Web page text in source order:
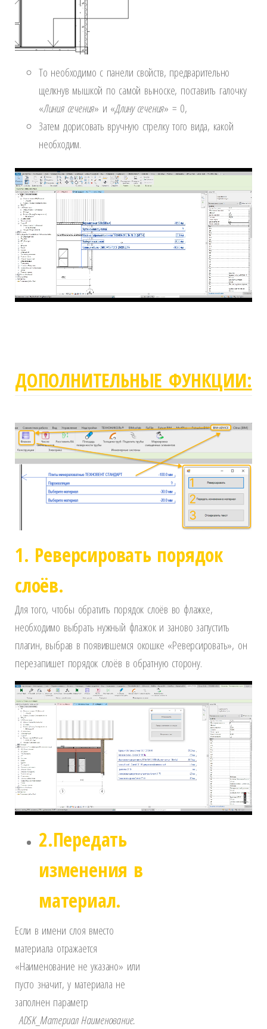
То необходимо с панели свойств, предварительно
щелкнув мышкой по самой выноске, поставить галочку
«Линия сечения» и «Длину сечения» = 0,
Затем дорисовать вручную стрелку того вида, какой
необходим.
ДОПОЛНИТЕЛЬНЫЕ ФУНКЦИИ:
1. Реверсировать порядок
слоёв.
Для того, чтобы обратить порядок слоёв во флажке,
необходимо выбрать нужный флажок и заново запустить
плагин, выбрав в появившемся окошке «Реверсировать», он
перезапишет порядок слоёв в обратную сторону.
2.Передать
изменения в
материал.
Если в имени слоя вместо
материала отражается
«Наименование не указано» или
пусто значит, у материала не
заполнен параметр
ADSK_Материал Наименование.